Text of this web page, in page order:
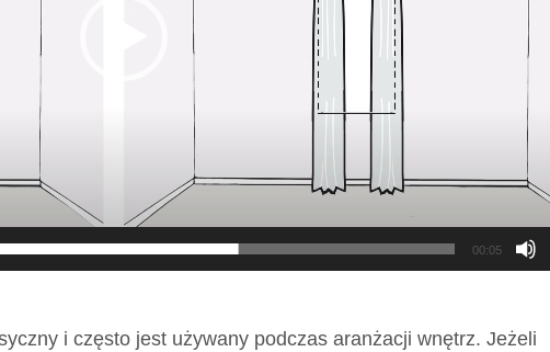
00:05
i często jest używany podczas aranżacji wnętrz. Jeżeli